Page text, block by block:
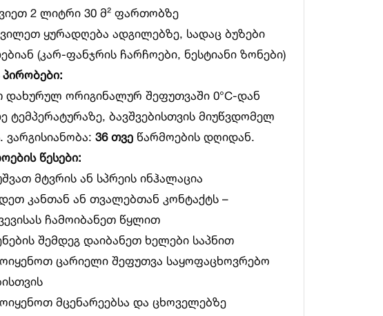
2 ლიტრი 30 მ² ფართობზე
ყურადღება ადგილებზე, სადაც ბუზები
(კარ-ფანჯრის ჩარჩოები, ნესტიანი ზონები)
პირობები:
დახურულ ორიგინალურ შეფუთვაში 0°C-დან
ტემპერატურაზე, ბავშვებისთვის მიუწვდომელ
36 თვე წარმოების დღიდან.
წესები:
მტვრის ან სპრეის ინჰალაცია
კანთან ან თვალებთან კონტაქტს –
ჩამოიბანეთ წყლით
შემდეგ დაიბანეთ ხელები საპნით
ცარიელი შეფუთვა საყოფაცხოვრებო
მცენარეებსა და ცხოველებზე